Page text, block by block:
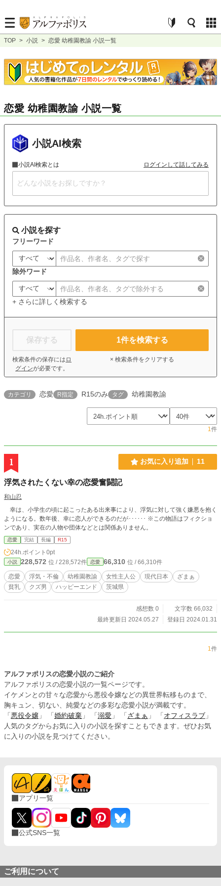
TOP > 小説 > 恋愛 幼稚園教諭 小説一覧
恋愛 幼稚園教諭 小説一覧
小説AI検索
小説AI検索とは ログインして話してみる
小説を探す
フリーワード
除外ワード
+ さらに詳しく検索する
保存する
検索条件の保存には ロ
グインが必要です。
1件を検索する
× 検索条件をクリアする
カテゴリ 恋愛 R指定 R15のみ タグ 幼稚園教諭
1件
1 お気に入り追加 11
浮気されたくない幸の恋愛奮闘記
和山忍
幸は、小学生の頃に起こったある出来事により、浮気に対して強く嫌悪を抱く
ようになる。数年後、幸に恋人ができるのだが･･････ ※この物語はフィクショ
ンであり、実在の人物や団体などとは関係ありません。
恋愛 完結 長編 R15
24h.ポイント 0pt
小説 228,572 位 / 228,572件 恋愛 66,310 位 / 66,310件
恋愛 浮気・不倫 幼稚園教諭 女性主人公 現代日本
ざまぁ
貧乳
クズ男 ハッピーエンド 茨城県
感想数 0
文字数 66,032
最終更新日 2024.05.27
登録日 2024.01.31
1件
アルファポリスの恋愛小説のご紹介
アルファポリスの恋愛小説の一覧ページです。
イケメンとの甘々な恋愛から悪役令嬢などの異世界転移ものまで、
胸キュン、切ない、純愛などの多彩な恋愛小説が満載です。
「 悪役令嬢 」 「 婚約破棄 」 「 溺愛 」 「 ざまぁ 」 「 オフィスラブ 」
人気のタグからお気に入りの小説を探すこともできます。ぜひお気
に入りの小説を見つけてください。
アプリ一覧
公式SNS一覧
ご利用について